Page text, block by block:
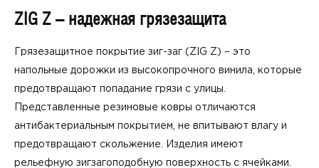
ZIG Z – надежная грязезащита
Грязезащитное покрытие зиг-заг (ZIG Z) – это
напольные дорожки из высокопрочного винила, которые
предотвращают попадание грязи с улицы.
Представленные резиновые ковры отличаются
антибактериальным покрытием, не впитывают влагу и
предотвращают скольжение. Изделия имеют
рельефную зигзагоподобную поверхность с ячейками.